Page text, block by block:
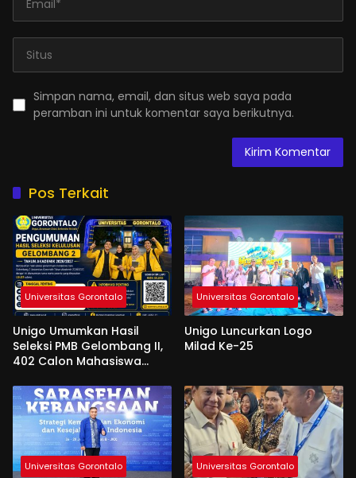
Simpan nama, email, dan situs web saya pada
peramban ini untuk komentar saya berikutnya.
Pos Terkait
Universitas Gorontalo
Unigo Umumkan Hasil
Seleksi PMB Gelombang II,
402 Calon Mahasiswa
Universitas Gorontalo
Unigo Luncurkan Logo
Milad Ke-25
Universitas Gorontalo Universitas Gorontalo